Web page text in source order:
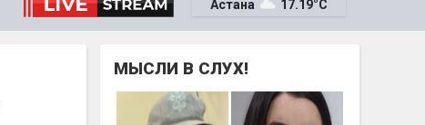
Астана 17.19°C
МЫСЛИ В СЛУХ!